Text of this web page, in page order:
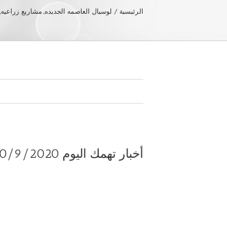
الرئيسية لوسيال العاصمه الجديده مشاريع زراعيه
أخبار تهمك اليوم 20/9/2020